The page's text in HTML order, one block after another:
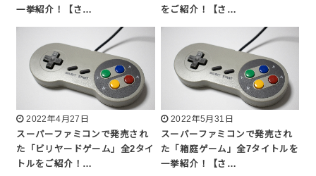
一挙紹介！【さ…
をご紹介！【さ…
2022年4月27日
スーパーファミコンで発売され
た「ビリヤードゲーム」全2タイ
トルをご紹介！…
2022年5月31日
スーパーファミコンで発売され
た「箱庭ゲーム」全7タイトルを
一挙紹介！【さ…